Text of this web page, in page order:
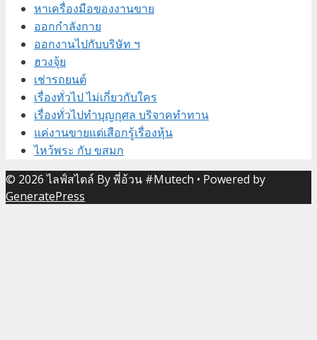
หาเครื่องมือของงานขาย
ออกกำลังกาย
ออกงานไปกับบริษัท ฯ
ฮวงจุ้ย
เช่ารถยนต์
เรื่องทั่วไป ไม่เกี่ยวกับใคร
เรื่องทั่วไปทำบุญกุศล บริจาคทำทาน
แค่งานขายแต่เสือกรู้เรื่องหุ้น
ไหว้พระ กับ ขสมก
© 2026 ไลฟ์สไตล์ By พี่อ้วน #Mutech • Powered by
GeneratePress